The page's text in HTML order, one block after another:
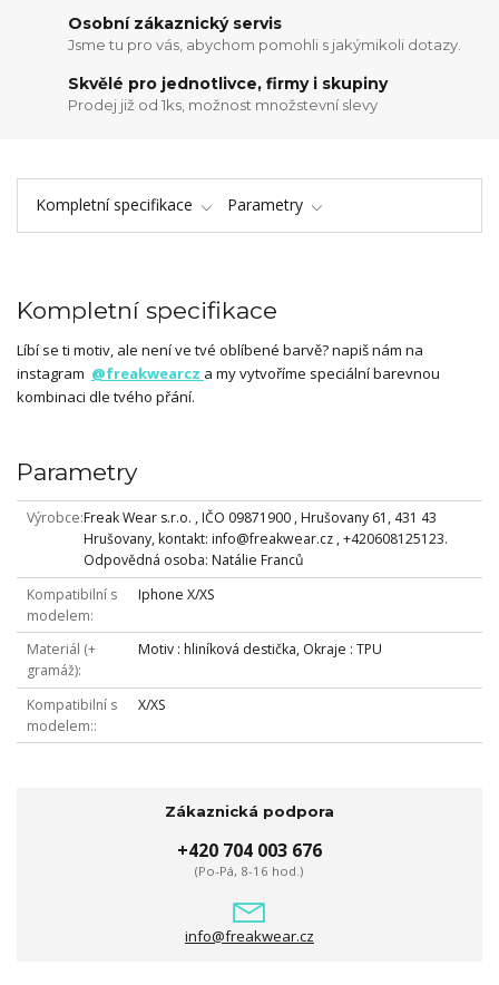
Osobní zákaznický servis
Jsme tu pro vás, abychom pomohli s jakýmikoli dotazy.
Skvělé pro jednotlivce, firmy i skupiny
Prodej již od 1ks, možnost množstevní slevy
Kompletní specifikace Parametry
Kompletní specifikace
Líbí se ti motiv, ale není ve tvé oblíbené barvě? napiš nám na
instagram @freakwearcz a my vytvoříme speciální barevnou
kombinaci dle tvého přání.
Parametry
Výrobce Freak Wear s.r.o. , IČO 09871900 , Hrušovany 61, 431 43
Hrušovany, kontakt: info@freakwear.cz , +420608125123.
Odpovědná osoba: Natálie Franců
Kompatibilní s
modelem
Iphone X/XS
Materiál (+
gramáž)
Motiv : hliníková destička, Okraje : TPU
Kompatibilní s
modelem:
X/XS
Zákaznická podpora
+420 704 003 676
(Po-Pá, 8-16 hod.)
info@freakwear.cz